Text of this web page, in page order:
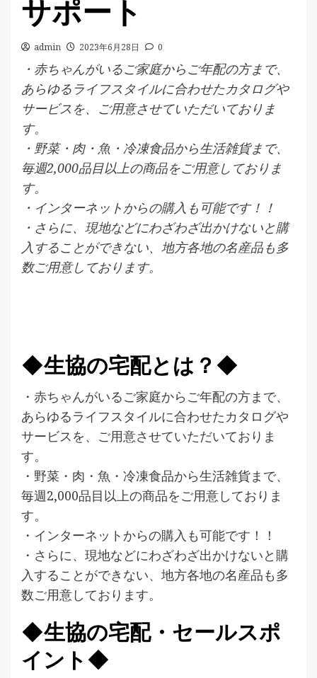
サポート
admin 2023年6月28日 0
・赤ちゃんがいるご家庭からご年配の方まで、
あらゆるライフスタイルに合わせたカタログや
サービスを、ご用意させていただいておりま
す。
・野菜・肉・魚・冷凍食品から生活雑貨まで、
毎週2,000品目以上の商品をご用意しておりま
す。
・インターネットからの購入も可能です！！
・さらに、現地などにわざわざ出かけないと購
入することができない、地方各地の名産品も多
数ご用意しております。
◆生協の宅配とは？◆
・赤ちゃんがいるご家庭からご年配の方まで、
あらゆるライフスタイルに合わせたカタログや
サービスを、ご用意させていただいておりま
す。
・野菜・肉・魚・冷凍食品から生活雑貨まで、
毎週2,000品目以上の商品をご用意しておりま
す。
・インターネットからの購入も可能です！！
・さらに、現地などにわざわざ出かけないと購
入することができない、地方各地の名産品も多
数ご用意しております。
◆生協の宅配・セールスポ
イント◆